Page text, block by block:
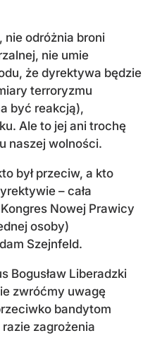
nie odróżnia broni
nie umie
że dyrektywa będzie
terroryzmu
być reakcją),
Ale to jej ani trochę
naszej wolności.
był przeciw, a kto
– cała
Nowej Prawicy
osoby)
Szejnfeld.
Bogusław Liberadzki
zwróćmy uwagę
bandytom
zagrożenia